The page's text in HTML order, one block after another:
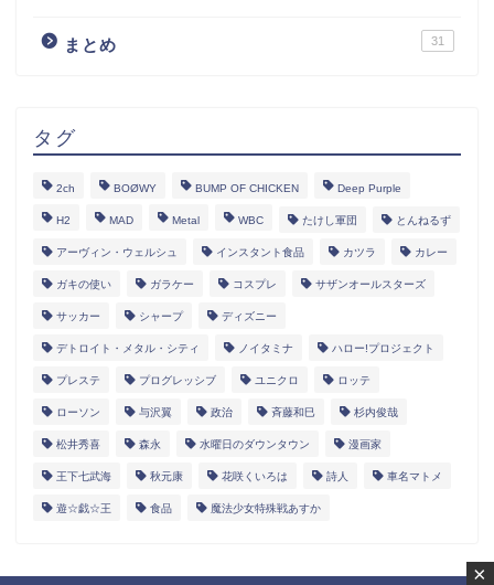
まとめ 31
タグ
2ch BOØWY BUMP OF CHICKEN Deep Purple
H2 MAD Metal WBC たけし軍団 とんねるず
アーヴィン・ウェルシュ インスタント食品 カツラ カレー
ガキの使い ガラケー コスプレ サザンオールスターズ
サッカー シャープ ディズニー
デトロイト・メタル・シティ ノイタミナ ハロー!プロジェクト
プレステ プログレッシブ ユニクロ ロッテ
ローソン 与沢翼 政治 斉藤和巳 杉内俊哉
松井秀喜 森永 水曜日のダウンタウン 漫画家
王下七武海 秋元康 花咲くいろは 詩人 車名マトメ
遊☆戯☆王 食品 魔法少女特殊戦あすか
×